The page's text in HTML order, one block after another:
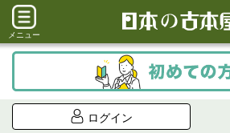
メニュー
ログイン